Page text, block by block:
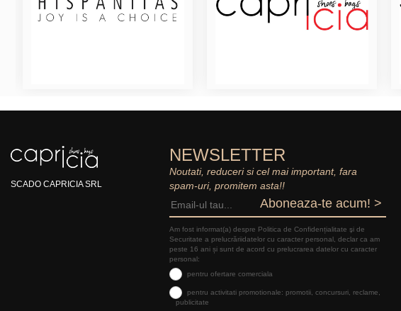
SCADO CAPRICIA SRL
NEWSLETTER
Noutati, reduceri si cel mai important, fara
spam-uri, promitem asta!!
Aboneaza-te acum! >
Am fost informat(a) despre Politica de Confidențialitate şi de
Securitate a prelucrăriidatelor cu caracter personal, declar ca am
peste 16 ani și sunt de acord cu prelucrarea datelor cu caracter
personal:
pentru ofertare comerciala
pentru activitati promotionale: promotii, concursuri, reclame,
publicitate